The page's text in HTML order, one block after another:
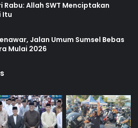
Rabu: Allah SWT Menciptakan
Itu
Jalan Umum Sumsel Bebas
Mulai 2026